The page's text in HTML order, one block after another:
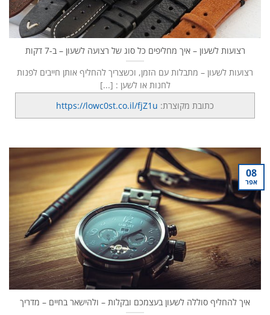
רצועות לשעון – איך מחליפים כל סוג של רצועה לשעון – ב-7 דקות
רצועות לשעון – מתבלות עם הזמן, וכשצריך להחליף אותן חייבים לפנות
לחנות או לשען : [...]
כתובת מקוצרת: https://lowc0st.co.il/fjZ1u
איך להחליף סוללה לשעון בעצמכם ובקלות – ולהישאר בחיים – מדריך
08
אפר